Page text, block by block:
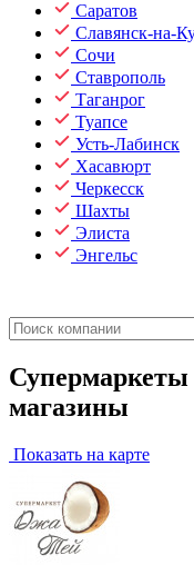
Саратов
Славянск-на-
Сочи
Ставрополь
Таганрог
Туапсе
Усть-Лабинск
Хасавюрт
Черкесск
Шахты
Элиста
Энгельс
Супермаркеты
магазины
Показать на карте